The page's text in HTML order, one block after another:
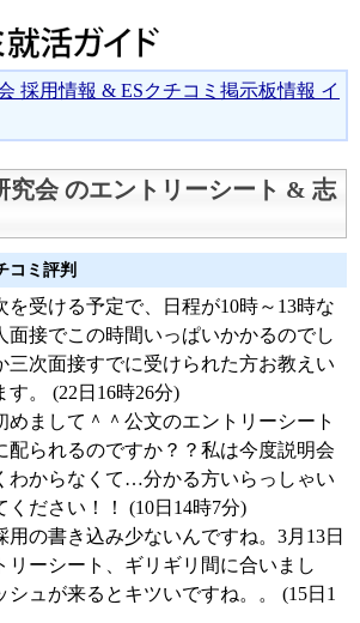
採用情報 & ESクチコミ掲示板情報 イ
究会 のエントリーシート & 志
コミ評判
を受ける予定で、日程が10時～13時な
面接でこの時間いっぱいかかるのでし
次面接すでに受けられた方お教えい
。 (22日16時26分)
めまして＾＾公文のエントリーシート
配られるのですか？？私は今度説明会
わからなくて…分かる方いらっしゃい
ください！！ (10日14時7分)
用の書き込み少ないんですね。3月13日
リーシート、ギリギリ間に合いまし
シュが来るとキツいですね。。 (15日1